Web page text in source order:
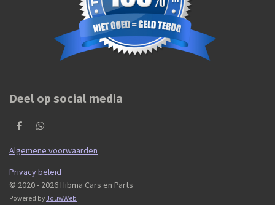
Deel op social media
D
l
e
D
l
e
Algemene voorwaarden
Privacy beleid
© 2020 - 2026 Hibma Cars en Parts
Powered by JouwWeb